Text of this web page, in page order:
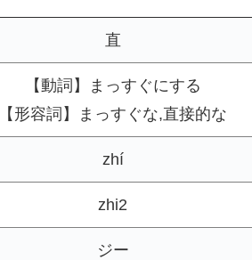
直
【動詞】まっすぐにする
【形容詞】まっすぐな,直接的な
zhí
zhi2
ジー